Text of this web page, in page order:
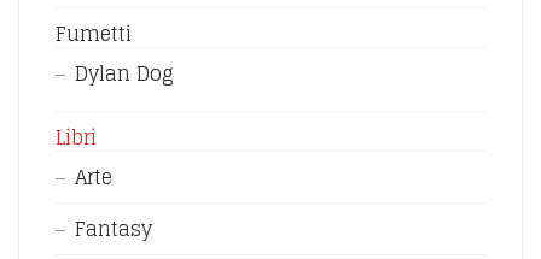
Fumetti
Dylan Dog
Libri
Arte
Fantasy